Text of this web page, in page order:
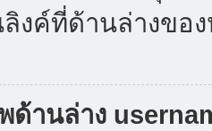
ลิงค์ที่ด้านล่างขอ
ด้านล่าง